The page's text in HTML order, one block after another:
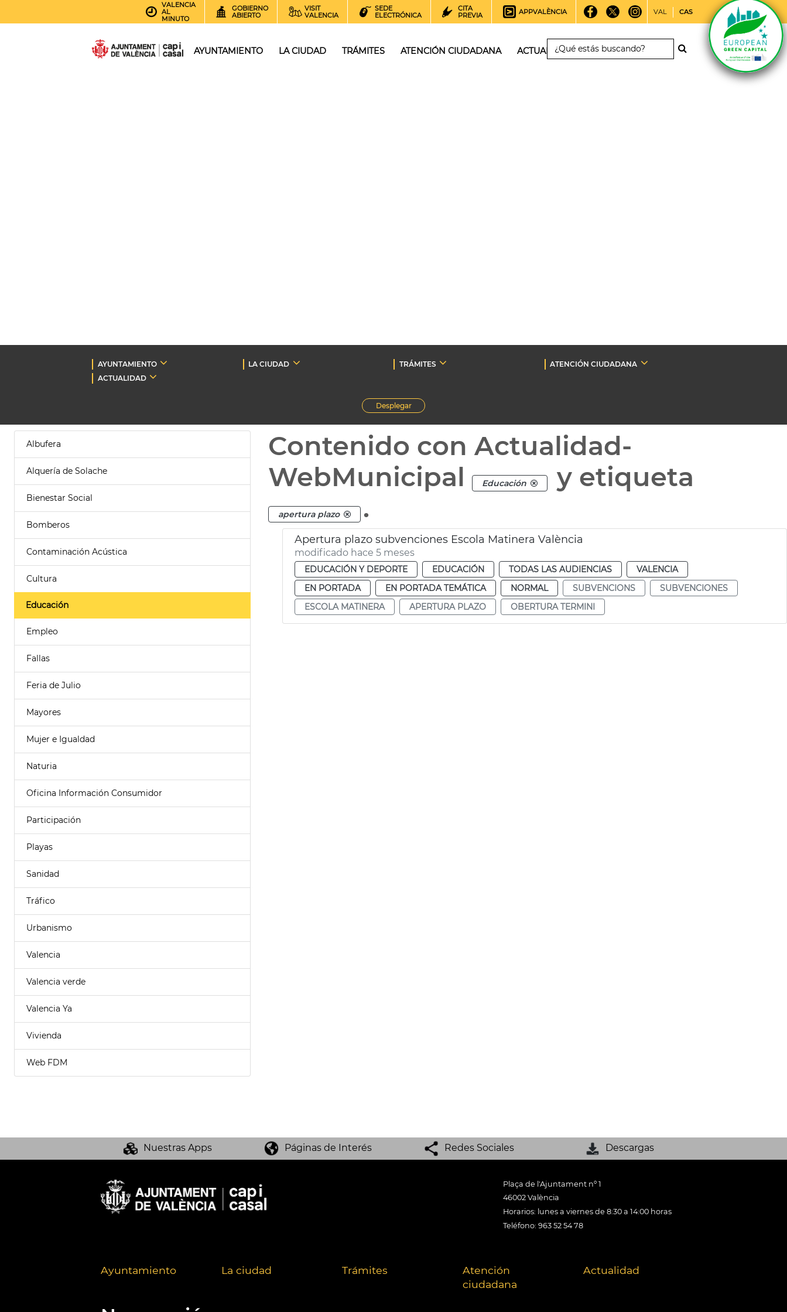
VALENCIA
AL
MINUTO
GOBIERNO
ABIERTO
VISIT
VALENCIA
SEDE
ELECTRÓNICA
CITA
PREVIA
APPVALÈNCIA VAL CAS
AYUNTAMIENTO LA CIUDAD TRÁMITES ATENCIÓN CIUDADANA ACTUALIDAD
AYUNTAMIENTO LA CIUDAD TRÁMITES
ATENCIÓN CIUDADANA
ACTUALIDAD
Desplegar
Albufera
Alquería de Solache
Bienestar Social
Bomberos
Contaminación Acústica
Cultura
Educación
Empleo
Fallas
Feria de Julio
Mayores
Mujer e Igualdad
Naturia
Oficina Información Consumidor
Participación
Playas
Sanidad
Tráfico
Urbanismo
Valencia
Valencia verde
Valencia Ya
Vivienda
Web FDM
Contenido con Actualidad-
WebMunicipal
Educación y etiqueta
apertura plazo .
Apertura plazo subvenciones Escola Matinera València
modificado hace 5 meses
EDUCACIÓN Y DEPORTE EDUCACIÓN TODAS LAS AUDIENCIAS
VALENCIA
EN PORTADA
EN PORTADA TEMÁTICA NORMAL SUBVENCIONS
SUBVENCIONES
ESCOLA MATINERA
APERTURA PLAZO OBERTURA TERMINI
Nuestras Apps Páginas de Interés Redes Sociales Descargas
Plaça de l'Ajuntament nº 1
46002 València
Horarios: lunes a viernes de 8:30 a 14:00 horas
Teléfono: 963 52 54 78
Ayuntamiento La ciudad Trámites
Atención
ciudadana
Actualidad